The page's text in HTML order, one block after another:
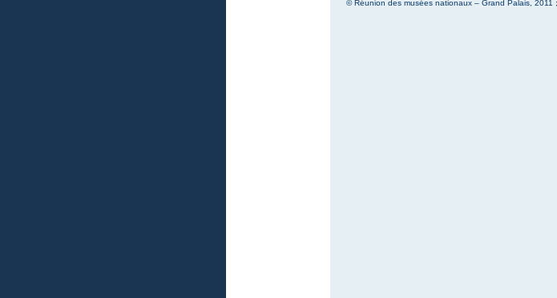
© Réunion des musées nationaux – Grand Palais, 2011